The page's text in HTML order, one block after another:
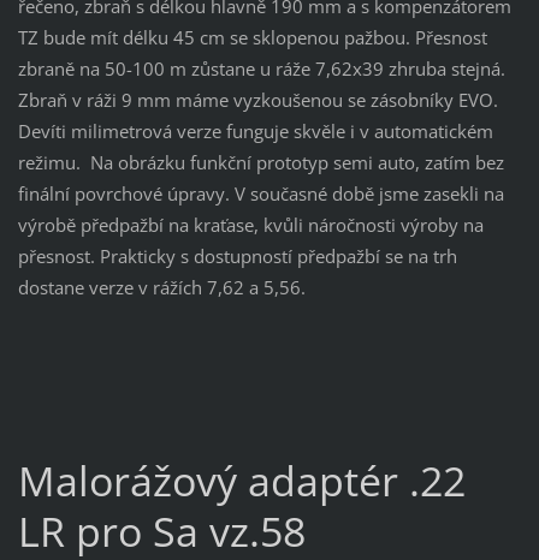
řečeno, zbraň s délkou hlavně 190 mm a s kompenzátorem
TZ bude mít délku 45 cm se sklopenou pažbou. Přesnost
zbraně na 50-100 m zůstane u ráže 7,62x39 zhruba stejná.
Zbraň v ráži 9 mm máme vyzkoušenou se zásobníky EVO.
Devíti milimetrová verze funguje skvěle i v automatickém
režimu. Na obrázku funkční prototyp semi auto, zatím bez
finální povrchové úpravy. V současné době jsme zasekli na
výrobě předpažbí na kraťase, kvůli náročnosti výroby na
přesnost. Prakticky s dostupností předpažbí se na trh
dostane verze v rážích 7,62 a 5,56.
Malorážový adaptér .22
LR pro Sa vz.58